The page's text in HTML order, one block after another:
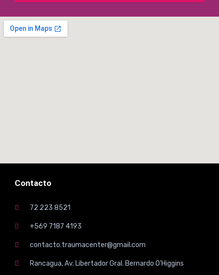
Contacto
72 223 8521
+569 7187 4193
contacto.traumacenter@gmail.com
Rancagua, Av. Libertador Gral. Bernardo O'Higgins